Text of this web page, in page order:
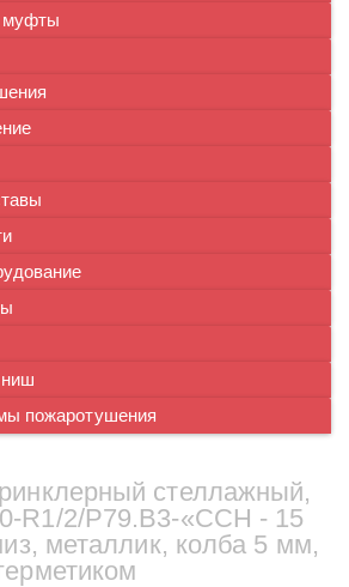
муфты
ниш
пожаротушения
стеллажный,
R1/2/P79.B3-«ССН - 15
металлик, колба 5 мм,